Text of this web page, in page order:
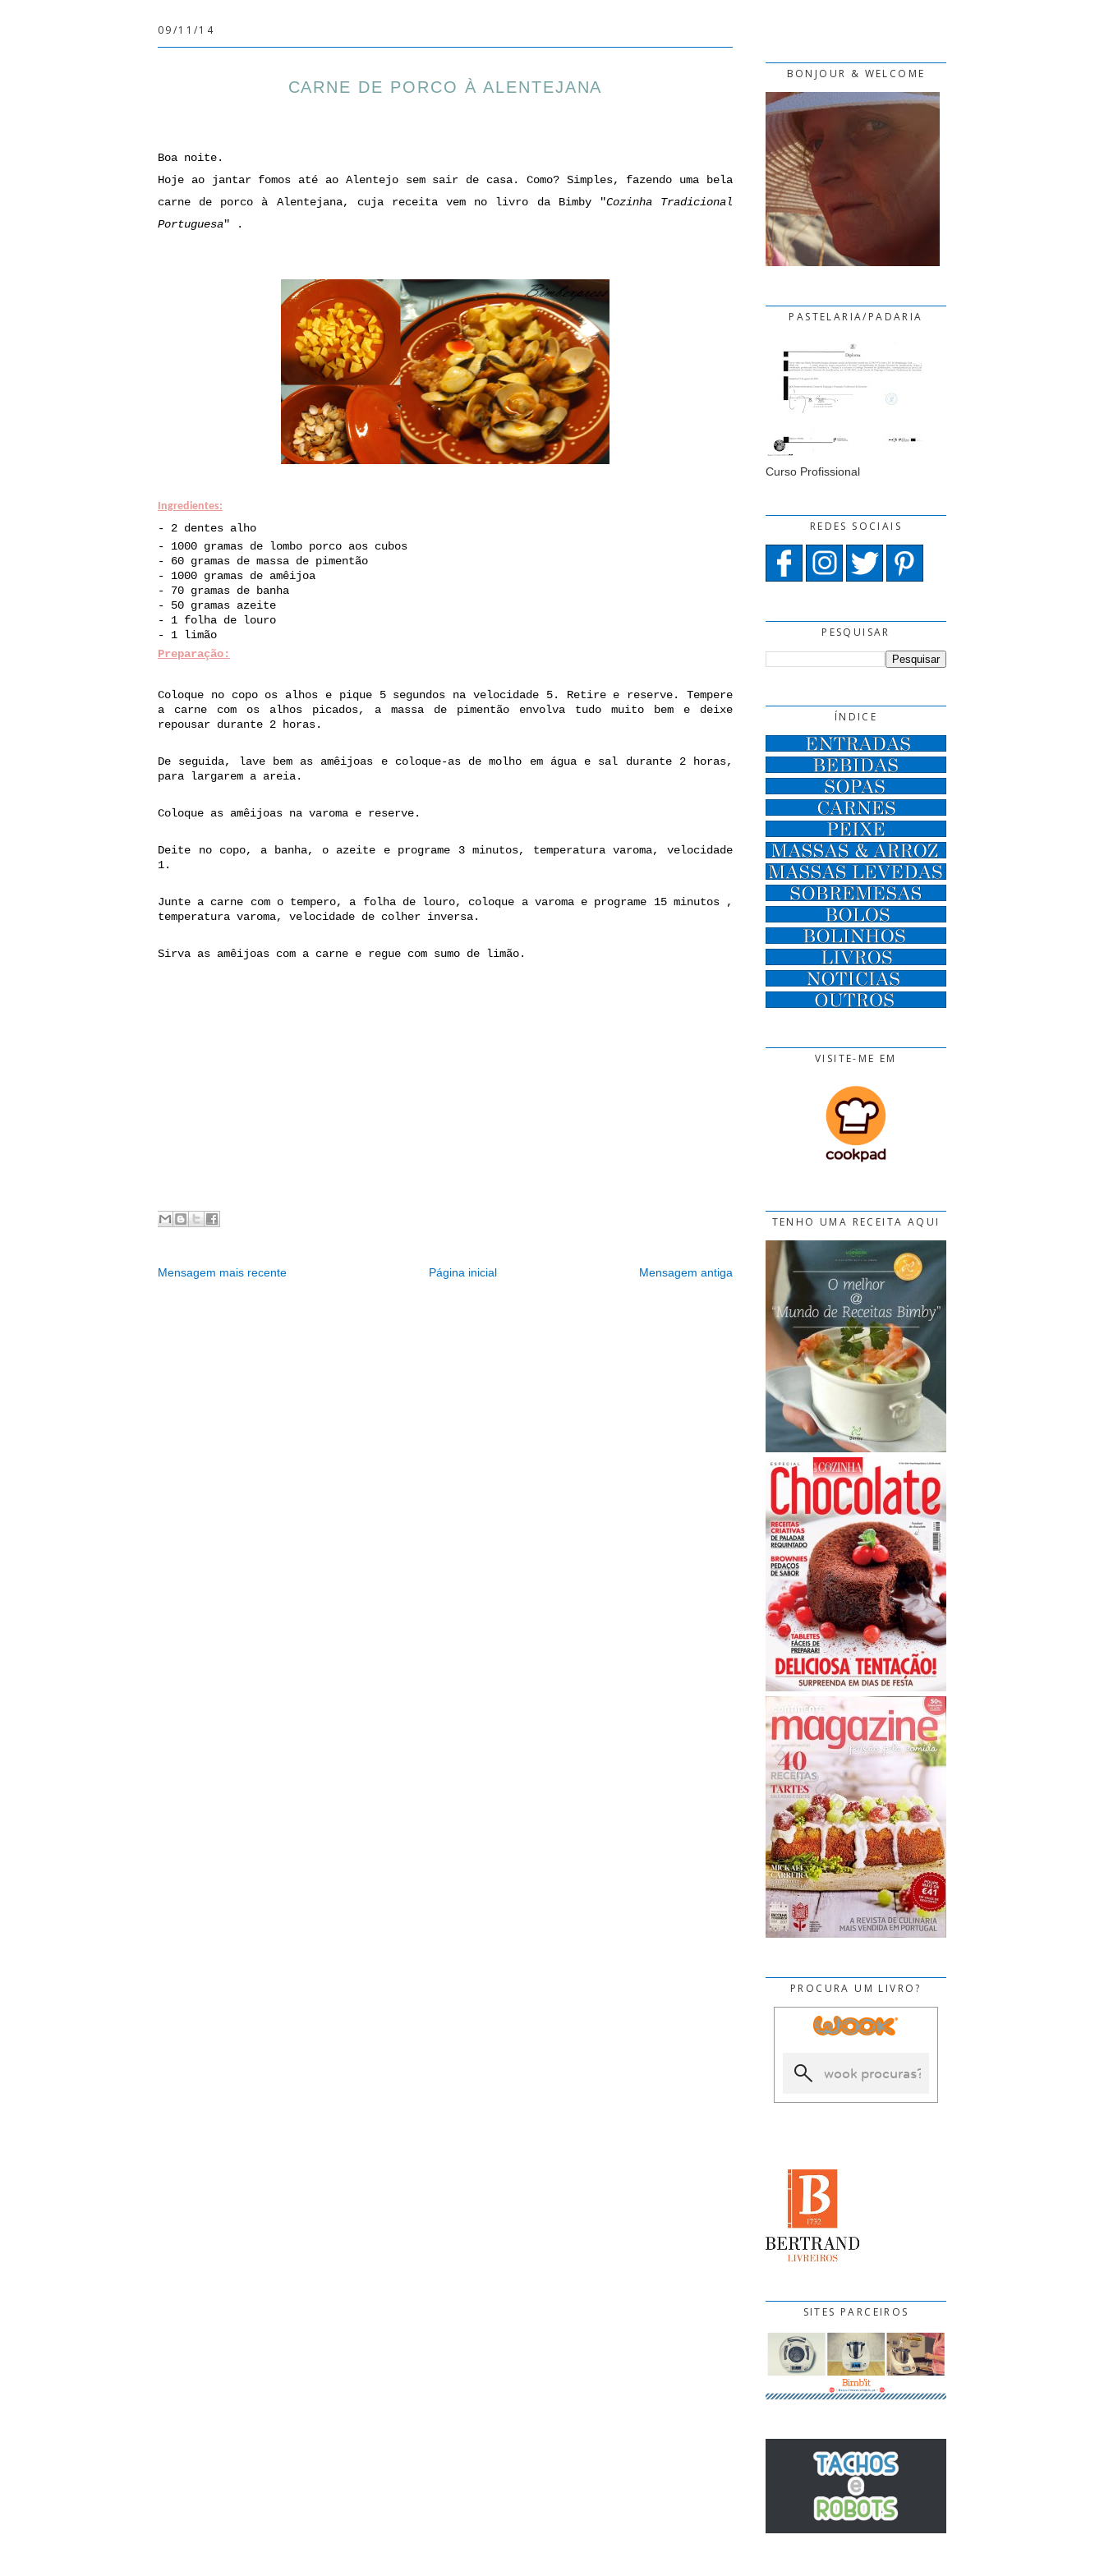
09/11/14
CARNE DE PORCO À ALENTEJANA
Boa noite.
Hoje ao jantar fomos até ao Alentejo sem sair de casa. Como? Simples, fazendo uma bela
carne de porco à Alentejana, cuja receita vem no livro da Bimby "Cozinha Tradicional
Portuguesa" .
Ingredientes:
- 2 dentes alho
- 1000 gramas de lombo porco aos cubos
- 60 gramas de massa de pimentão
- 1000 gramas de amêijoa
- 70 gramas de banha
- 50 gramas azeite
- 1 folha de louro
- 1 limão
Preparação:
Coloque no copo os alhos e pique 5 segundos na velocidade 5. Retire e reserve. Tempere
a carne com os alhos picados, a massa de pimentão envolva tudo muito bem e deixe
repousar durante 2 horas.
De seguida, lave bem as amêijoas e coloque-as de molho em água e sal durante 2 horas,
para largarem a areia.
Coloque as amêijoas na varoma e reserve.
Deite no copo, a banha, o azeite e programe 3 minutos, temperatura varoma, velocidade
1.
Junte a carne com o tempero, a folha de louro, coloque a varoma e programe 15 minutos ,
temperatura varoma, velocidade de colher inversa.
Sirva as amêijoas com a carne e regue com sumo de limão.
Mensagem mais recente Mensagem antiga
Página inicial
BONJOUR & WELCOME
PASTELARIA/PADARIA
Curso Profissional
REDES SOCIAIS
PESQUISAR
ÍNDICE
VISITE-ME EM
TENHO UMA RECEITA AQUI
PROCURA UM LIVRO?
SITES PARCEIROS